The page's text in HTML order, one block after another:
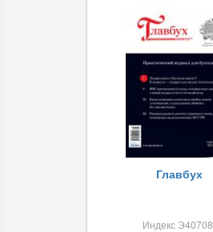
Главбух
Индекс Э40708